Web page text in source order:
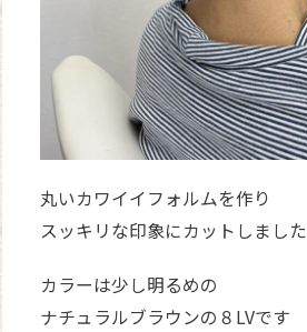
丸いカワイイフォルムを作り
スッキリな印象にカットしました
カラーは少し明るめの
ナチュラルブラウンの８LVです